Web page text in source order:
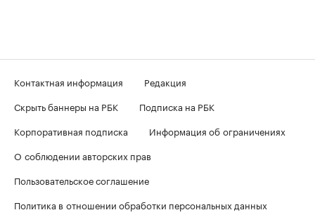
Контактная информация
Редакция
Скрыть баннеры на РБК
Подписка на РБК
Корпоративная подписка
Информация об ограничениях
О соблюдении авторских прав
Пользовательское соглашение
Политика в отношении обработки персональных данных